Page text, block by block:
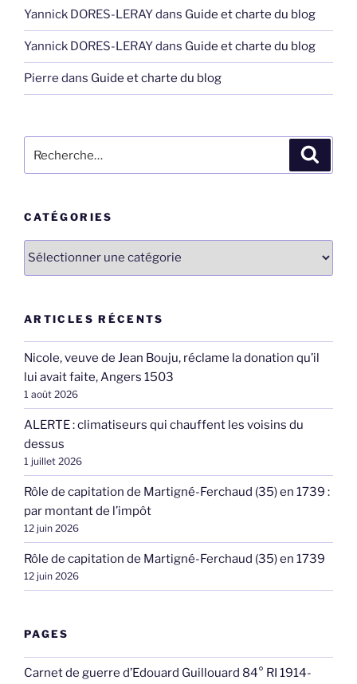
Yannick DORES-LERAYdans Guide et charte du blog
Yannick DORES-LERAYdans Guide et charte du blog
Pierre dans Guide et charte du blog
pour
CATÉGORIES
ARTICLES RÉCENTS
Nicole, veuve de Jean Bouju, réclame la donation qu’il
lui avait faite, Angers 1503
1 août 2026
ALERTE : climatiseurs qui chauffent les voisins du
dessus
1 juillet 2026
Rôle de capitation de Martigné-Ferchaud (35) en 1739 :
par montant de l’impôt
12 juin 2026
Rôle de capitation de Martigné-Ferchaud (35) en 1739
12 juin 2026
PAGES
Carnet de guerre d’Edouard Guillouard 84° RI 1914-